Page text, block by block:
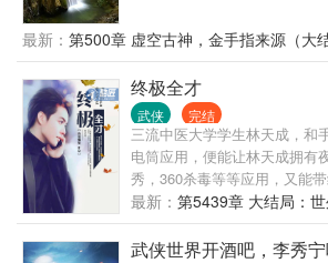
能，能够梦入大千世界。 梦中
能够享受成果，里面的知识也
中世界和现实世界的时间差，
习，最终治好身上的顽疾。 同
意难平。 后来抢到了灵镜，发
梦中…… 于是开始打穿诸天
最新： 第500章 虚空古神，金手指来源（大结
终极全才
武侠 完结
三流中医大学学生林天成，和
电筒应用，便能让林天成拥有
秀，360杀毒等等应用，又能
最新： 第5439章 大结局：
武侠世界开酒吧，李秀